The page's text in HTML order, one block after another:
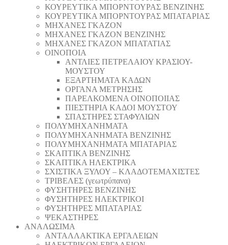
ΚΟΥΡΕΥΤΙΚΑ ΜΠΟΡΝΤΟΥΡΑΣ ΒΕΝΖΙΝΗΣ
ΚΟΥΡΕΥΤΙΚΑ ΜΠΟΡΝΤΟΥΡΑΣ ΜΠΑΤΑΡΙΑΣ
ΜΗΧΑΝΕΣ ΓΚΑΖΟΝ
ΜΗΧΑΝΕΣ ΓΚΑΖΟΝ ΒΕΝΖΙΝΗΣ
ΜΗΧΑΝΕΣ ΓΚΑΖΟΝ ΜΠΑΤΑΤΙΑΣ
ΟΙΝΟΠΟΙΑ
ΑΝΤΛΙΕΣ ΠΕΤΡΕΛΑΙΟΥ ΚΡΑΣΙΟΥ-
ΜΟΥΣΤΟΥ
ΕΞΑΡΤΗΜΑΤΑ ΚΑΔΩΝ
ΟΡΓΑΝΑ ΜΕΤΡΗΣΗΣ
ΠΑΡΕΛΚΟΜΕΝΑ ΟΙΝΟΠΟΙΙΑΣ
ΠΙΕΣΤΗΡΙΑ ΚΑΔΟΙ ΜΟΥΣΤΟΥ
ΣΠΑΣΤΗΡΕΣ ΣΤΑΦΥΛΙΩΝ
ΠΟΛΥΜΗΧΑΝΗΜΑΤΑ
ΠΟΛΥΜΗΧΑΝΗΜΑΤΑ ΒΕΝΖΙΝΗΣ
ΠΟΛΥΜΗΧΑΝΗΜΑΤΑ ΜΠΑΤΑΡΙΑΣ
ΣΚΑΠΤΙΚΑ ΒΕΝΖΙΝΗΣ
ΣΚΑΠΤΙΚΑ ΗΛΕΚΤΡΙΚΑ
ΣΧΙΣΤΙΚΑ ΞΥΛΟΥ – ΚΛΑΔΟΤΕΜΑΧΙΣΤΕΣ
ΤΡΙΒΕΛΕΣ (γεωτρύπανα)
ΦΥΣΗΤΗΡΕΣ ΒΕΝΖΙΝΗΣ
ΦΥΣΗΤΗΡΕΣ ΗΛΕΚΤΡΙΚΟΙ
ΦΥΣΗΤΗΡΕΣ ΜΠΑΤΑΡΙΑΣ
ΨΕΚΑΣΤΗΡΕΣ
ΑΝΑΛΩΣΙΜΑ
ΑΝΤΑΛΛΑΚΤΙΚΑ ΕΡΓΑΛΕΙΩΝ